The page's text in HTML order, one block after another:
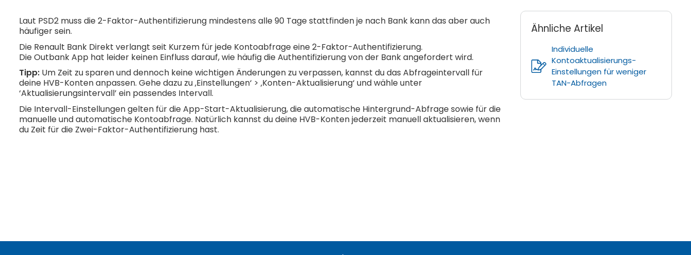
Laut PSD2 muss die 2-Faktor-Authentifizierung mindestens alle 90 Tage stattfinden je nach Bank kann das aber auch
häufiger sein.
Die Renault Bank Direkt verlangt seit Kurzem für jede Kontoabfrage eine 2-Faktor-Authentifizierung.
Die Outbank App hat leider keinen Einfluss darauf, wie häufig die Authentifizierung von der Bank angefordert wird.
Tipp: Um Zeit zu sparen und dennoch keine wichtigen Änderungen zu verpassen, kannst du das Abfrageintervall für
deine HVB-Konten anpassen. Gehe dazu zu ‚Einstellungen‘ > ‚Konten-Aktualisierung‘ und wähle unter
‘Aktualisierungsintervall’ ein passendes Intervall.
Die Intervall-Einstellungen gelten für die App-Start-Aktualisierung, die automatische Hintergrund-Abfrage sowie für die
manuelle und automatische Kontoabfrage. Natürlich kannst du deine HVB-Konten jederzeit manuell aktualisieren, wenn
du Zeit für die Zwei-Faktor-Authentifizierung hast.
Ähnliche Artikel
Individuelle
Kontoaktualisierungs-
Einstellungen für weniger
TAN-Abfragen